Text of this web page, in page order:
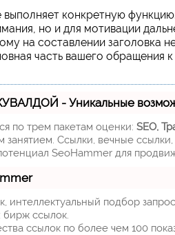
выполняет конкретную
но и для мотивации
на составлении заголовка
часть вашего обращения к
- Уникальные
по трем пакетам оценки: SEO,
занятием. Ссылки, вечные
SeoHammer для
подбор
бирж ссылок.
ссылок по более чем 100